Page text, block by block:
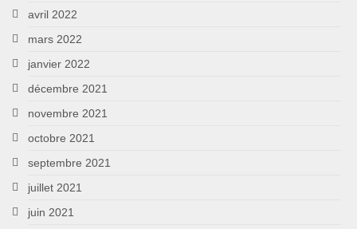
avril 2022
mars 2022
janvier 2022
décembre 2021
novembre 2021
octobre 2021
septembre 2021
juillet 2021
juin 2021